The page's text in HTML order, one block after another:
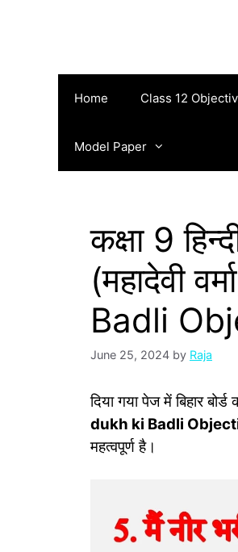
Home Class 12
Model Paper
कक्षा 9
(महादेवी
Badli
June 25, 2024 by Raja
दिया गया पेज में बिहार बोर्ड
dukh ki Badli
महत्‍वपूर्ण है।